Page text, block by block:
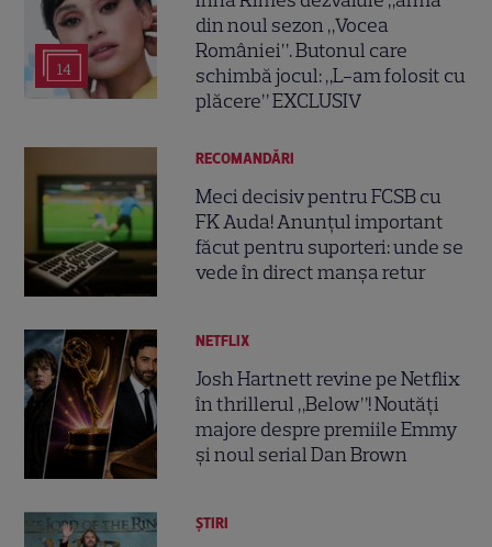
14
din noul sezon „Vocea
României”. Butonul care
schimbă jocul: „L-am folosit cu
plăcere” EXCLUSIV
RECOMANDĂRI
Meci decisiv pentru FCSB cu
FK Auda! Anunțul important
făcut pentru suporteri: unde se
vede în direct manșa retur
NETFLIX
Josh Hartnett revine pe Netflix
în thrillerul „Below”! Noutăți
majore despre premiile Emmy
și noul serial Dan Brown
ȘTIRI